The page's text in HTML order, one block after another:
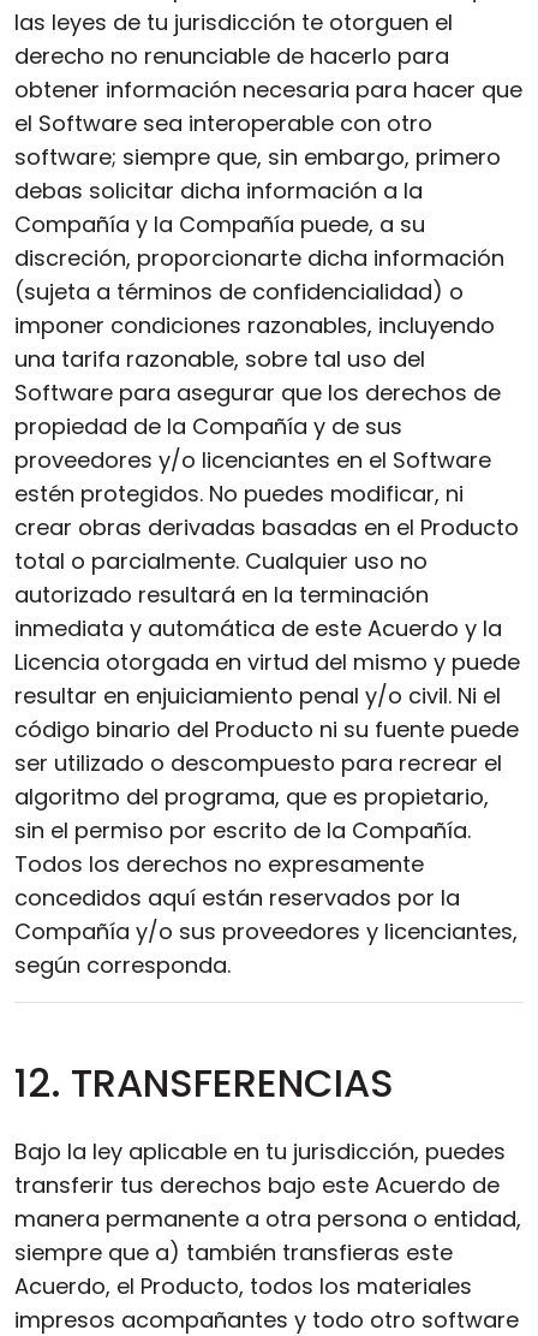
las leyes de tu jurisdicción te otorguen el
derecho no renunciable de hacerlo para
obtener información necesaria para hacer que
el Software sea interoperable con otro
software; siempre que, sin embargo, primero
debas solicitar dicha información a la
Compañía y la Compañía puede, a su
discreción, proporcionarte dicha información
(sujeta a términos de confidencialidad) o
imponer condiciones razonables, incluyendo
una tarifa razonable, sobre tal uso del
Software para asegurar que los derechos de
propiedad de la Compañía y de sus
proveedores y/o licenciantes en el Software
estén protegidos. No puedes modificar, ni
crear obras derivadas basadas en el Producto
total o parcialmente. Cualquier uso no
autorizado resultará en la terminación
inmediata y automática de este Acuerdo y la
Licencia otorgada en virtud del mismo y puede
resultar en enjuiciamiento penal y/o civil. Ni el
código binario del Producto ni su fuente puede
ser utilizado o descompuesto para recrear el
algoritmo del programa, que es propietario,
sin el permiso por escrito de la Compañía.
Todos los derechos no expresamente
concedidos aquí están reservados por la
Compañía y/o sus proveedores y licenciantes,
según corresponda.
12. TRANSFERENCIAS
Bajo la ley aplicable en tu jurisdicción, puedes
transferir tus derechos bajo este Acuerdo de
manera permanente a otra persona o entidad,
siempre que a) también transfieras este
Acuerdo, el Producto, todos los materiales
impresos acompañantes y todo otro software